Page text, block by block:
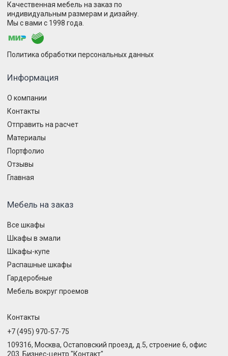
Качественная мебель на заказ по
индивидуальным размерам и дизайну.
Мы с вами с 1998 года.
Политика обработки персональных данных
Информация
О компании
Контакты
Отправить на расчет
Материалы
Портфолио
Отзывы
Главная
Мебель на заказ
Все шкафы
Шкафы в эмали
Шкафы-купе
Распашные шкафы
Гардеробные
Мебель вокруг проемов
Контакты
+7 (495) 970-57-75
109316, Москва, Остаповский проезд, д.5, строение 6, офис
203. Бизнес-центр "Контакт"